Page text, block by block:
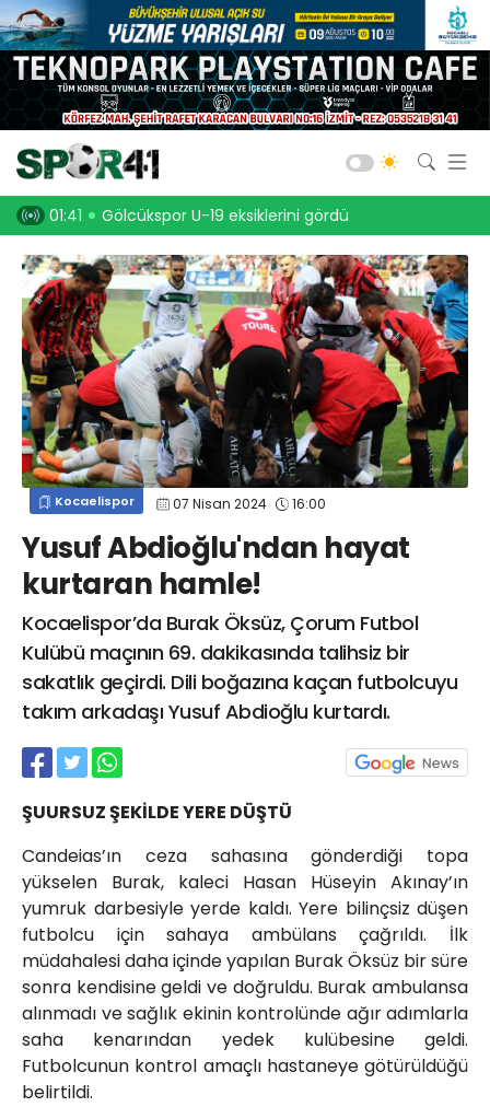
19 eksiklerini gördü 01:26 Yenal Aldırmaz Kocaelispor’da!
Kocaelispor 07 Nisan 2024 16:00
Yusuf Abdioğlu'ndan hayat
kurtaran hamle!
Kocaelispor’da Burak Öksüz, Çorum Futbol
Kulübü maçının 69. dakikasında talihsiz bir
sakatlık geçirdi. Dili boğazına kaçan futbolcuyu
takım arkadaşı Yusuf Abdioğlu kurtardı.
ŞUURSUZ ŞEKİLDE YERE DÜŞTÜ
Candeias’ın ceza sahasına gönderdiği topa
yükselen Burak, kaleci Hasan Hüseyin Akınay’ın
yumruk darbesiyle yerde kaldı. Yere bilinçsiz düşen
futbolcu için sahaya ambülans çağrıldı. İlk
müdahalesi daha içinde yapılan Burak Öksüz bir süre
sonra kendisine geldi ve doğruldu. Burak ambulansa
alınmadı ve sağlık ekinin kontrolünde ağır adımlarla
saha kenarından yedek kulübesine geldi.
Futbolcunun kontrol amaçlı hastaneye götürüldüğü
belirtildi.
Kocaelispor
Gölcük
Bld. Derince
Darıca GB.
Salon Sporları
Okul Sporları
Web TV Galeri Yazarlar
info@spor41.com